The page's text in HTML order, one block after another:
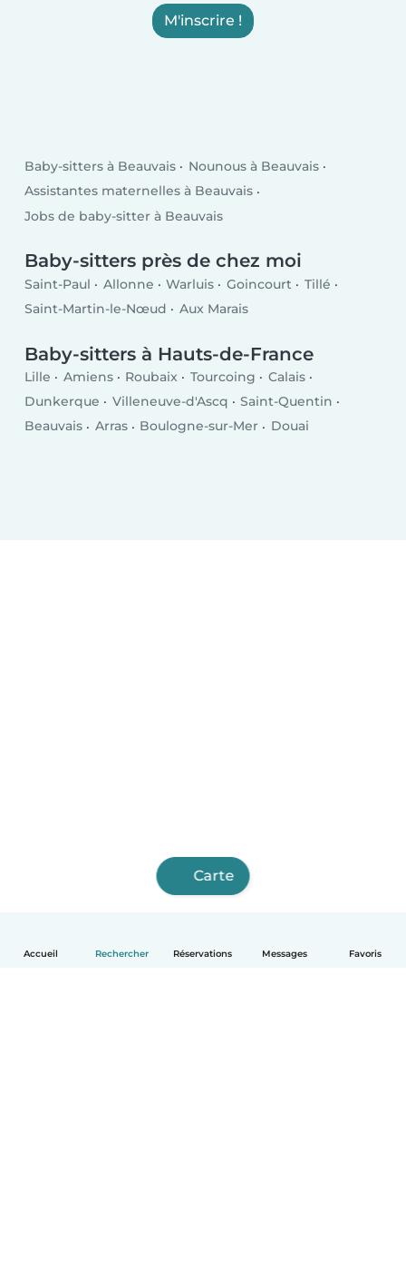
Accueil Rechercher Réservations Messages Favoris
M'inscrire !
Baby-sitters à Beauvais
Nounous à Beauvais
Assistantes maternelles à Beauvais
Jobs de baby-sitter à Beauvais
Baby-sitters près de chez moi
Saint-Paul Allonne Warluis Goincourt
Tillé
Saint-Martin-le-Nœud
Aux Marais
Baby-sitters à Hauts-de-France
Lille Amiens Roubaix Tourcoing
Calais
Dunkerque
Villeneuve-d'Ascq
Saint-Quentin
Beauvais
Arras Boulogne-sur-Mer Douai
Carte